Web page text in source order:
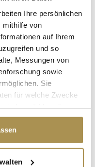
Ihre persönlichen
mithilfe von
auf Ihrem
und so
Messungen von
sowie
Sie
für welche Zwecke
auf das Privacy